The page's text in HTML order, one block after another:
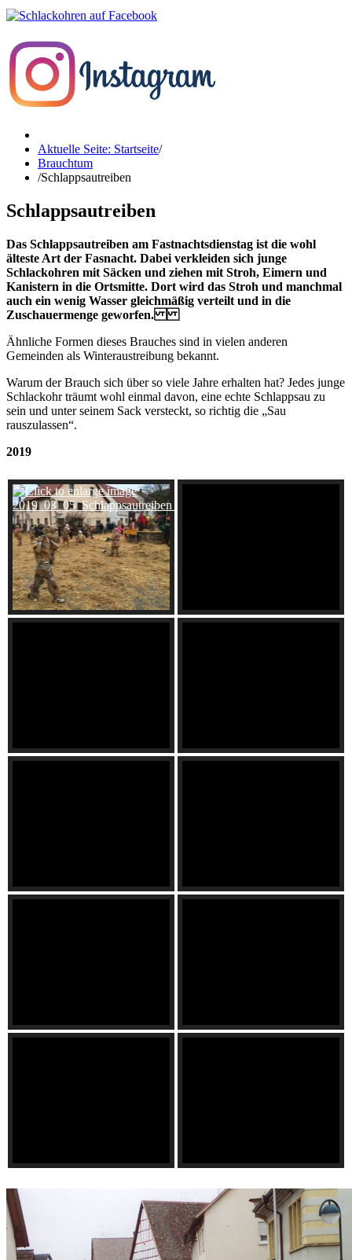
Aktuelle Seite: Startseite/
Brauchtum
/Schlappsautreiben
Schlappsautreiben
Das Schlappsautreiben am Fastnachtsdienstag ist die wohl
älteste Art der Fasnacht. Dabei verkleiden sich junge
Schlackohren mit Säcken und ziehen mit Stroh, Eimern und
Kanistern in die Ortsmitte. Dort wird das Stroh und manchmal
auch ein wenig Wasser gleichmäßig verteilt und in die
Zuschauermenge geworfen.
Ähnliche Formen dieses Brauches sind in vielen anderen
Gemeinden als Winteraustreibung bekannt.
Warum der Brauch sich über so viele Jahre erhalten hat? Jedes junge
Schlackohr träumt wohl einmal davon, eine echte Schlappsau zu
sein und unter seinem Sack versteckt, so richtig die „Sau
rauszulassen“.
2019